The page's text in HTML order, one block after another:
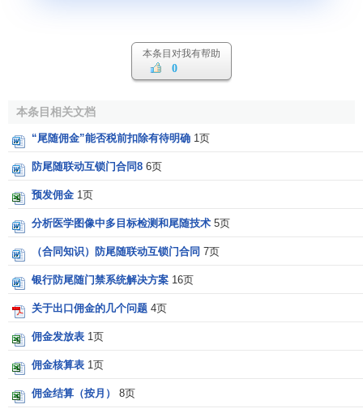
本条目对我有帮助
0
本条目相关文档
“尾随佣金”能否税前扣除有待明确 1页
防尾随联动互锁门合同8 6页
预发佣金 1页
分析医学图像中多目标检测和尾随技术 5页
（合同知识）防尾随联动互锁门合同 7页
银行防尾随门禁系统解决方案 16页
关于出口佣金的几个问题 4页
佣金发放表 1页
佣金核算表 1页
佣金结算（按月） 8页